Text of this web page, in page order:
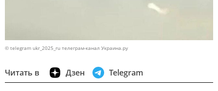
© telegram ukr_2025_ru телеграм-канал Украина.ру
Читать в Дзен Telegram